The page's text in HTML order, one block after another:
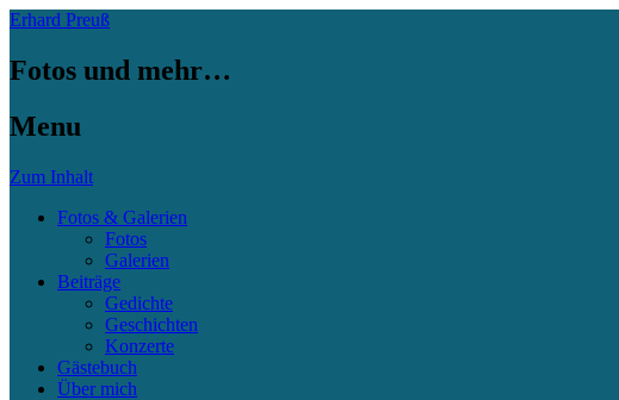
Erhard Preuß
Fotos und mehr…
Menu
Zum Inhalt
Fotos & Galerien
Fotos
Galerien
Beiträge
Gedichte
Geschichten
Konzerte
Gästebuch
Über mich